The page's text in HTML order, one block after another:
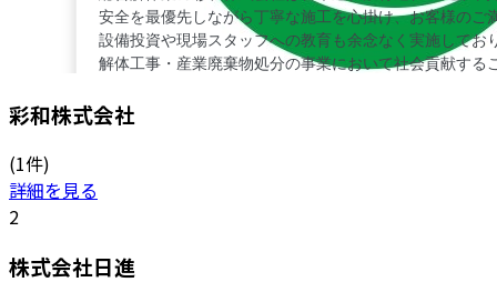
彩和株式会社
(1件)
詳細を見る
2
株式会社日進